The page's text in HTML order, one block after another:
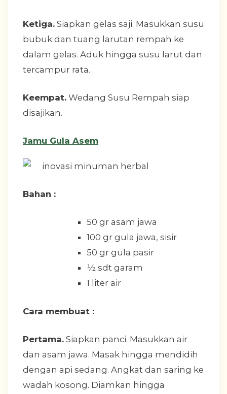
Ketiga. Siapkan gelas saji. Masukkan susu
bubuk dan tuang larutan rempah ke
dalam gelas. Aduk hingga susu larut dan
tercampur rata.
Keempat. Wedang Susu Rempah siap
disajikan.
Jamu Gula Asem
Bahan :
50 gr asam jawa
100 gr gula jawa, sisir
50 gr gula pasir
½ sdt garam
1 liter air
Cara membuat :
Pertama. Siapkan panci. Masukkan air
dan asam jawa. Masak hingga mendidih
dengan api sedang. Angkat dan saring ke
wadah kosong. Diamkan hingga